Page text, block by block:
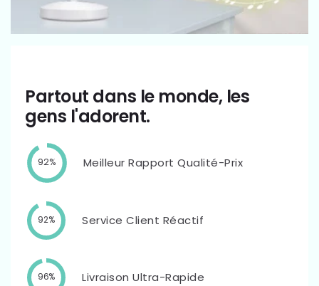
Partout dans le monde, les
gens l'adorent.
92% Meilleur Rapport Qualité-Prix
92% Service Client Réactif
96% Livraison Ultra-Rapide